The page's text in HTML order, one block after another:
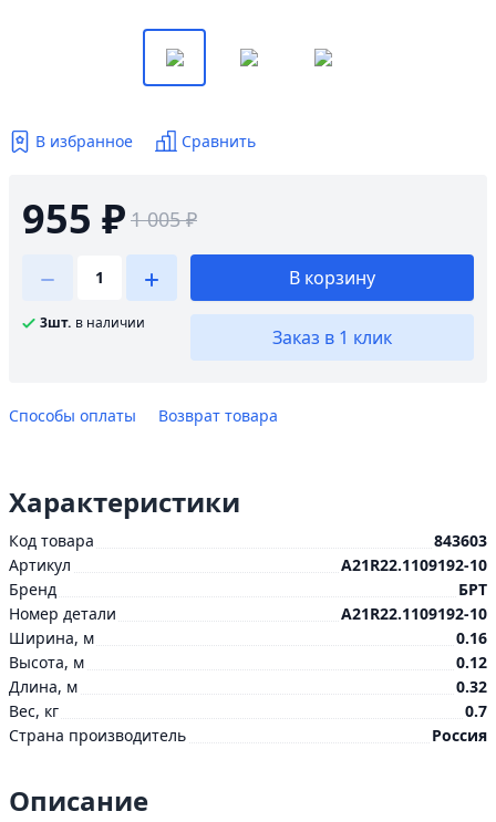
В избранное Сравнить
955 ₽ 1 005 ₽
3шт. в наличии
В корзину
Заказ в 1 клик
Способы оплаты Возврат товара
Характеристики
Код товара
843603
Артикул
A21R22.1109192-10
Бренд
БРТ
Номер детали
A21R22.1109192-10
Ширина, м
0.16
Высота, м
0.12
Длина, м
0.32
Вес, кг
0.7
Страна производитель
Россия
Описание